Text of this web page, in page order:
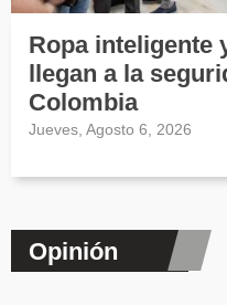
Ropa inteligente
llegan a la
Colombia
Jueves, Agosto 6, 2026
Opinión